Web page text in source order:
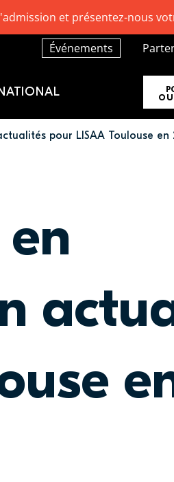
pour LISAA Toulouse en
Événements
et présentez-nous